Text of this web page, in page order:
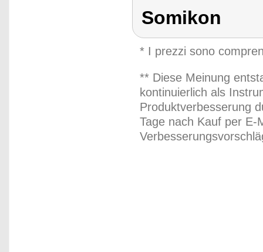
Somikon
* I prezzi sono
** Diese Meinung
kontinuierlich als
Produktverbesserung
Tage nach Kauf per E-